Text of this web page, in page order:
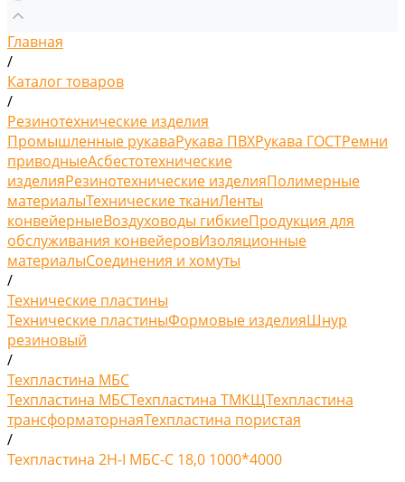
Главная
/
Каталог товаров
/
Резинотехнические изделия
Промышленные рукаваРукава ПВХРукава ГОСТРемни
приводныеАсбестотехнические
изделияРезинотехнические изделияПолимерные
материалыТехнические тканиЛенты
конвейерныеВоздуховоды гибкиеПродукция для
обслуживания конвейеровИзоляционные
материалыСоединения и хомуты
/
Технические пластины
Технические пластиныФормовые изделияШнур
резиновый
/
Техпластина МБС
Техпластина МБСТехпластина ТМКЩТехпластина
трансформаторнаяТехпластина пористая
/
Техпластина 2Н-I МБС-С 18,0 1000*4000